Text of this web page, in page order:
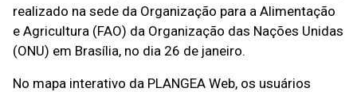
realizado na sede da Organização para a Alimentação
e Agricultura (FAO) da Organização das Nações Unidas
(ONU) em Brasília, no dia 26 de janeiro.
No mapa interativo da PLANGEA Web, os usuários